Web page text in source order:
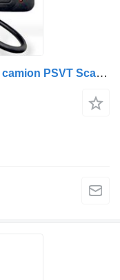
Monitor Ecran pentru șofer pentru camion PSVT Scania AE-TM56BC-27/TM56BC-11